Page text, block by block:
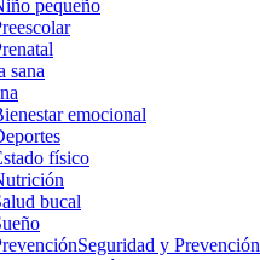
pequeño
sana
emocional
físico
bucal
Seguridad y Prevención